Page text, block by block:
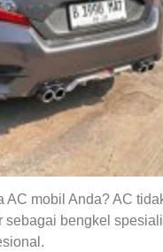
mobil Anda? AC
sebagai bengkel